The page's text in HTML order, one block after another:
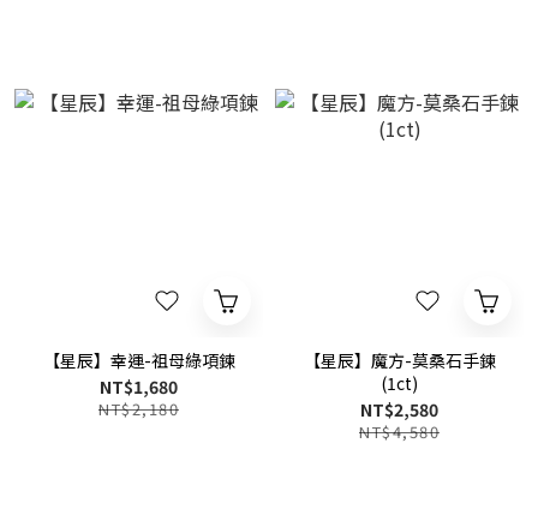
【星辰】幸運-祖母綠項鍊
NT$1,680
NT$2,180
【星辰】魔方-莫桑石手鍊
(1ct)
NT$2,580
NT$4,580